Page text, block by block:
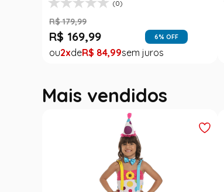
(0)
R$ 179,99
R$ 169,99 6% OFF
2 R$ 84,99
Mais vendidos